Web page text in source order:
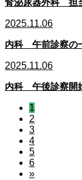
腎泌尿器外科 担
2025.11.06
内科 午前診察の
2025.11.06
内科 午後診察開
1
2
3
4
5
6
»